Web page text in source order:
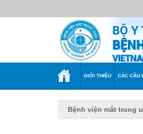
BỘ Y
TRANG GIỚI THIỆU CÁC CÂU
Bệnh viện mắt trung